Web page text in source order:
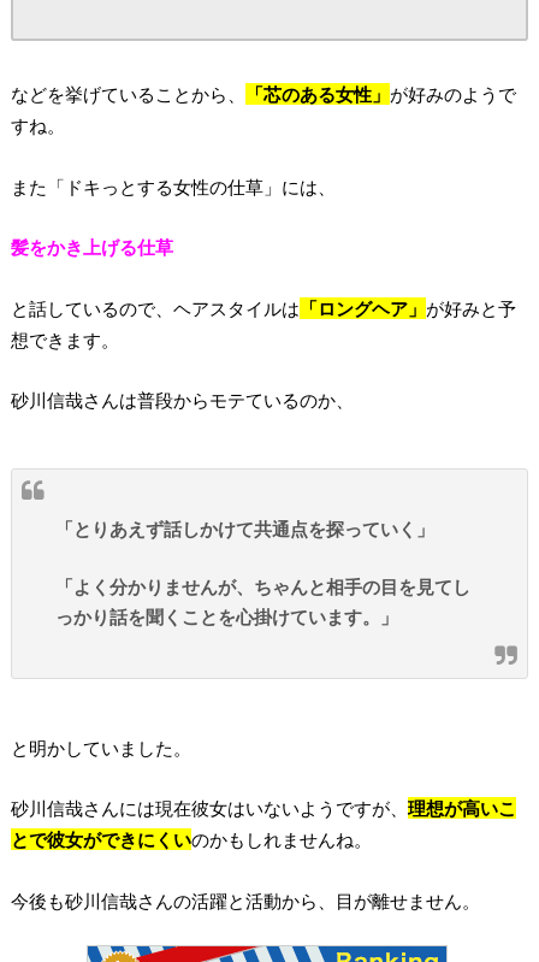
などを挙げていることから、 「芯のある女性」 が好みのようで
すね。
また「ドキっとする女性の仕草」には、
髪をかき上げる仕草
と話しているので、ヘアスタイルは 「ロングヘア」 が好みと予
想できます。
砂川信哉さんは普段からモテているのか、
「とりあえず話しかけて共通点を探っていく」
「よく分かりませんが、ちゃんと相手の目を見てし
っかり話を聞くことを心掛けています。」
と明かしていました。
砂川信哉さんには現在彼女はいないようですが、 理想が高いこ
とで彼女ができにくいのかもしれませんね。
今後も砂川信哉さんの活躍と活動から、目が離せません。